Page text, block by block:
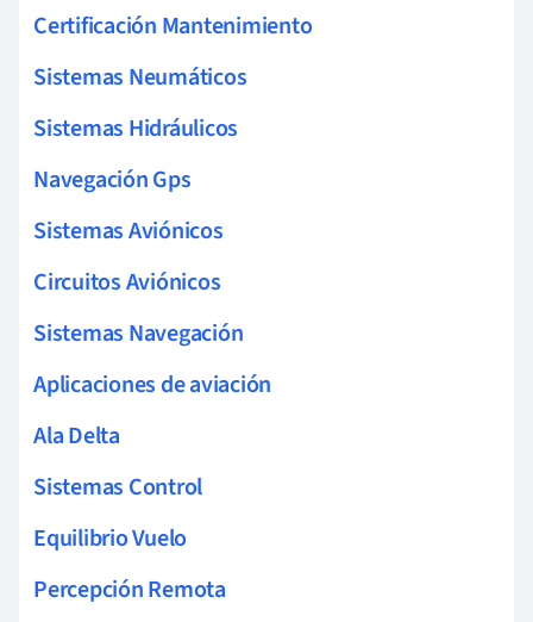
Certificación Mantenimiento
Sistemas Neumáticos
Sistemas Hidráulicos
Navegación Gps
Sistemas Aviónicos
Circuitos Aviónicos
Sistemas Navegación
Aplicaciones de aviación
Ala Delta
Sistemas Control
Equilibrio Vuelo
Percepción Remota